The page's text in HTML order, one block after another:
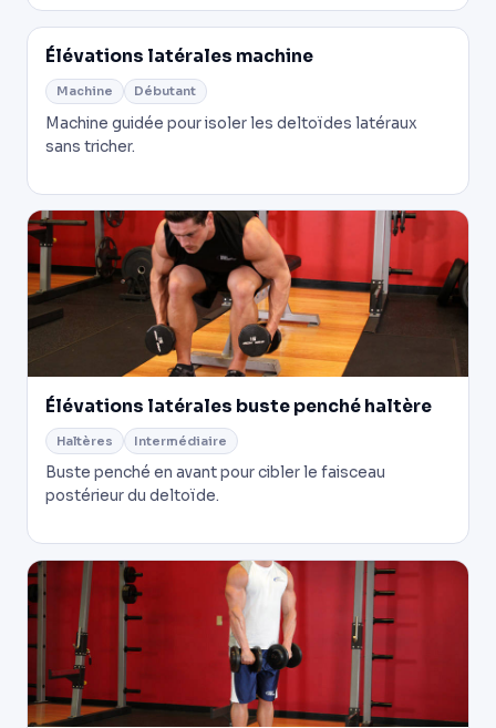
Élévations latérales machine
Machine Débutant
Machine guidée pour isoler les deltoïdes latéraux
sans tricher.
Élévations latérales buste penché haltère
Haltères Intermédiaire
Buste penché en avant pour cibler le faisceau
postérieur du deltoïde.